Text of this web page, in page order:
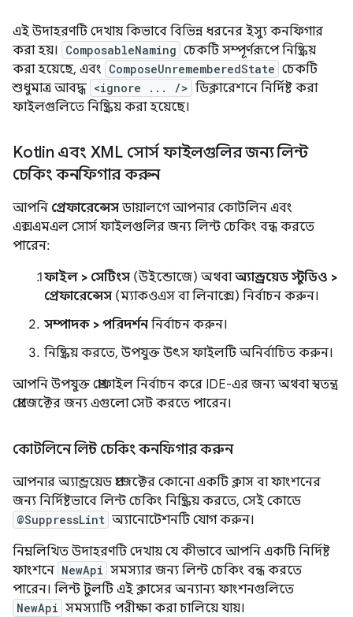
এই উদাহরণটি দেখায় কিভাবে বিভিন্ন ধরনের ইস্যু কনফিগার
করা হয়। ComposableNaming চেকটি সম্পূর্ণরূপে নিষ্ক্রিয়
করা হয়েছে, এবং ComposeUnrememberedState চেকটি
শুধুমাত্র আবদ্ধ <ignore ... /> ডিক্লারেশনে নির্দিষ্ট করা
ফাইলগুলিতে নিষ্ক্রিয় করা হয়েছে।
Kotlin এবং XML সোর্স ফাইলগুলির জন্য লিন্ট
চেকিং কনফিগার করুন
আপনি প্রেফারেন্সেস ডায়ালগে আপনার কোটলিন এবং
এক্সএমএল সোর্স ফাইলগুলির জন্য লিন্ট চেকিং বন্ধ করতে
পারেন:
ফাইল > সেটিংস (উইন্ডোজে) অথবাঅ্যান্ড্রয়েড স্টুডিও >
প্রেফারেন্সেস (ম্যাকওএস বা লিনাক্সে) নির্বাচন করুন।
সম্পাদক > পরিদর্শন নির্বাচন করুন।
নিষ্ক্রিয় করতে, উপযুক্ত উৎস ফাইলটি অনির্বাচিত করুন।
আপনি উপযুক্ত প্রোফাইল নির্বাচন করে IDE-এর জন্য অথবা স্বতন্ত্র
প্রোজেক্টের জন্য এগুলো সেট করতে পারেন।
কোটলিনে লিন্ট চেকিং কনফিগার করুন
আপনার অ্যান্ড্রয়েড প্রজেক্টের কোনো একটি ক্লাস বা ফাংশনের
জন্য নির্দিষ্টভাবে লিন্ট চেকিং নিষ্ক্রিয় করতে, সেই কোডে
@SuppressLint অ্যানোটেশনটি যোগ করুন।
নিম্নলিখিত উদাহরণটি দেখায় যে কীভাবে আপনি একটি নির্দিষ্ট
ফাংশনে NewApi সমস্যার জন্য লিন্ট চেকিং বন্ধ করতে
পারেন। লিন্ট টুলটি এই ক্লাসের অন্যান্য ফাংশনগুলিতে
NewApi সমস্যাটি পরীক্ষা করা চালিয়ে যায়।